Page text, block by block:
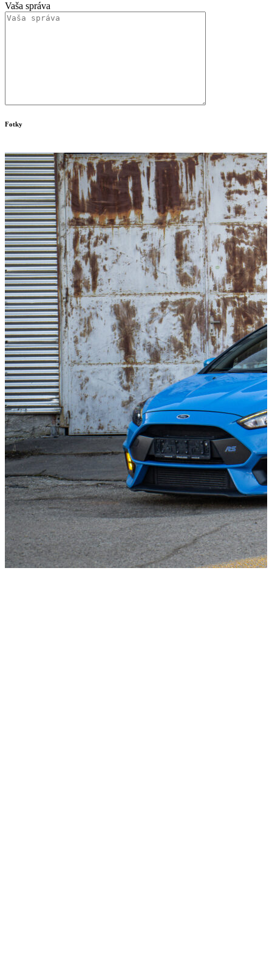
Vaša správa
Fotky